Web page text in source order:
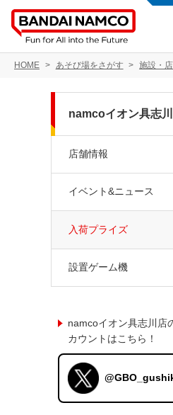
HOME あそび場をさがす 施設・
namcoイオン具志
店舗情報
イベント&ニュース
入荷プライズ
設置ゲーム機
namcoイオン具志川店
カウントはこちら！